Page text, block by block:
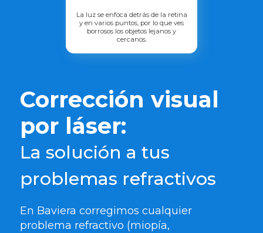
La luz se enfoca detrás de la retina
y en varios puntos, por lo que ves
borrosos los objetos lejanos y
cercanos.
Corrección visual
por láser:
La solución a tus
problemas refractivos
En Baviera corregimos cualquier
problema refractivo (miopía,